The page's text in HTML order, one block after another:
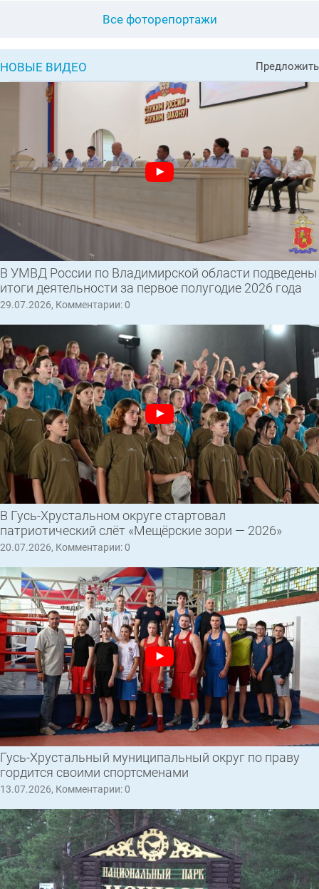
Все фоторепортажи
НОВЫЕ ВИДЕО Предложить
В УМВД России по Владимирской области подведены
итоги деятельности за первое полугодие 2026 года
29.07.2026, Комментарии: 0
В Гусь-Хрустальном округе стартовал
патриотический слёт «Мещёрские зори — 2026»
20.07.2026, Комментарии: 0
Гусь-Хрустальный муниципальный округ по праву
гордится своими спортсменами
13.07.2026, Комментарии: 0